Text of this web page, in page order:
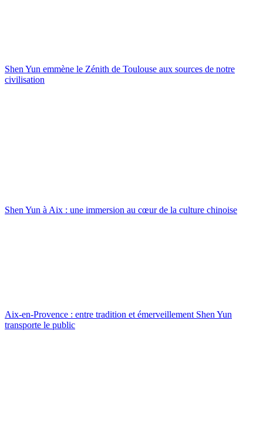
Shen Yun emmène le Zénith de Toulouse aux sources de notre
civilisation
Shen Yun à Aix : une immersion au cœur de la culture chinoise
Aix-en-Provence : entre tradition et émerveillement Shen Yun
transporte le public